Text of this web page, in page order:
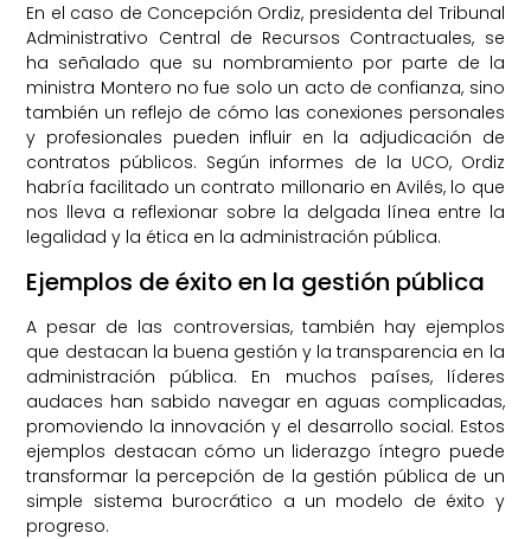
En el caso de Concepción Ordiz, presidenta del Tribunal
Administrativo Central de Recursos Contractuales, se
ha señalado que su nombramiento por parte de la
ministra Montero no fue solo un acto de confianza, sino
también un reflejo de cómo las conexiones personales
y profesionales pueden influir en la adjudicación de
contratos públicos. Según informes de la UCO, Ordiz
habría facilitado un contrato millonario en Avilés, lo que
nos lleva a reflexionar sobre la delgada línea entre la
legalidad y la ética en la administración pública.
Ejemplos de éxito en la gestión pública
A pesar de las controversias, también hay ejemplos
que destacan la buena gestión y la transparencia en la
administración pública. En muchos países, líderes
audaces han sabido navegar en aguas complicadas,
promoviendo la innovación y el desarrollo social. Estos
ejemplos destacan cómo un liderazgo íntegro puede
transformar la percepción de la gestión pública de un
simple sistema burocrático a un modelo de éxito y
progreso.